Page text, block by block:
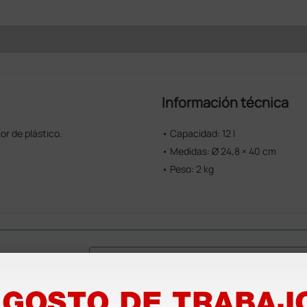
de plástico.
Información técnica
• Capacidad: 12 l
• Medidas: Ø 24,8 × 40 cm
• Peso: 2 kg